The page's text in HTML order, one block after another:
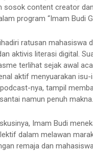
sosok content creator
program “Imam Budi
ratusan mahasiswa
aktivis literasi digital.
terlihat sejak awal
aktif menyuarakan
nya, tampil
namun penuh makna.
Imam Budi
dalam melawan
remaja dan